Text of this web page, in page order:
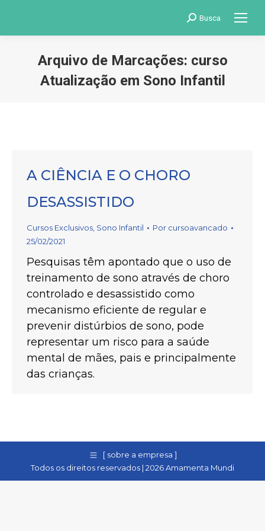
Search:
Busca
Arquivo de Marcações: curso
Atualização em Sono Infantil
A CIÊNCIA E O CHORO
DESASSISTIDO
Cursos Exclusivos Sono Infantil Por cursoavancado
25/02/2021
Pesquisas têm apontado que o uso de
treinamento de sono através de choro
controlado e desassistido como
mecanismo eficiente de regular e
prevenir distúrbios de sono, pode
representar um risco para a saúde
mental de mães, pais e principalmente
das crianças.
[ sobre a empresa ]
Todos os direitos reservados | 2026 Amamenta Mundi